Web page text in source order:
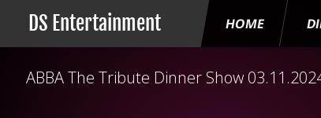
DS Entertainment HOME
ABBA The Tribute Dinner Show